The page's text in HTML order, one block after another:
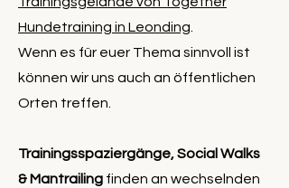
Hundetraining in Leonding.
Wenn es für euer Thema sinnvoll ist
können wir uns auch an öffentlichen
Orten treffen.
Trainingsspaziergänge, Social Walks
& Mantrailing finden an wechselnden